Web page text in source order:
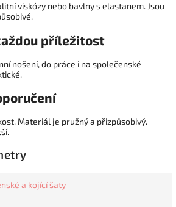
viskózy nebo bavlny s elastanem. Jsou
příležitost
nošení, do práce i na společenské
Materiál je pružný a přizpůsobivý.
a kojící šaty